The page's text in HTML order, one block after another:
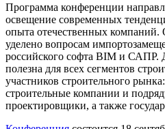
Программа конференции
освещение современных
опыта отечественных компаний.
уделено вопросам
российского софта BIM и САПР.
полезна для всех сегментов
участников строительного
строительные компании и
проектировщики, а также